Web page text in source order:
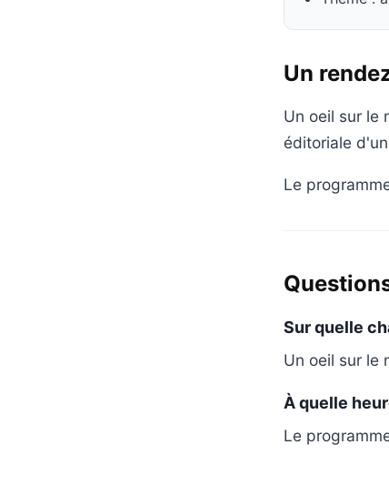
Un
Un oeil sur le
éditoriale
Le
Sur quelle
Un oeil sur le
À quelle
Le